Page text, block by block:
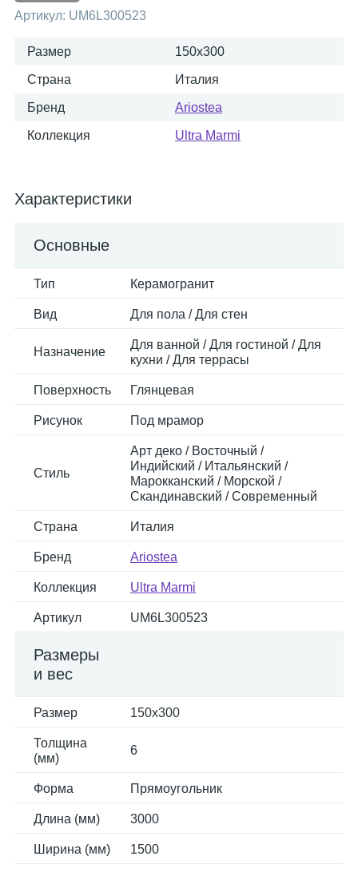
Артикул: UM6L300523
Размер 150x300
Страна Италия
Бренд Ariostea
Коллекция Ultra Marmi
Характеристики
Основные
Тип Керамогранит
Вид Для пола / Для стен
Назначение
Для ванной / Для гостиной / Для
кухни / Для террасы
Поверхность Глянцевая
Рисунок Под мрамор
Стиль
Арт деко / Восточный /
Индийский / Итальянский /
Марокканский / Морской /
Скандинавский / Современный
Страна Италия
Бренд Ariostea
Коллекция Ultra Marmi
Артикул UM6L300523
Размеры
и вес
Размер 150x300
Толщина
(мм)
6
Форма Прямоугольник
Длина (мм) 3000
Ширина (мм) 1500